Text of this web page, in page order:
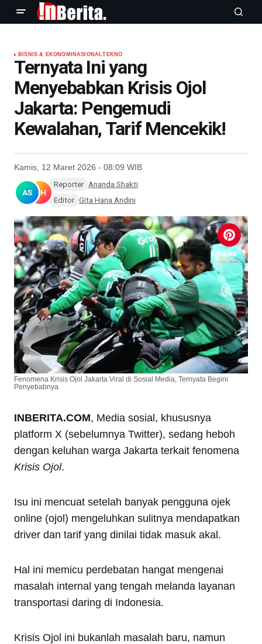
BISNIS & EKONOMI NASIONALTEKNO
Ternyata Ini yang
Menyebabkan Krisis Ojol
Jakarta: Pengemudi
Kewalahan, Tarif Mencekik!
Kamis, 12 Maret 2026 - 08:09 WIB
AS GH
Reporter Ananda Shakti
Editor Gita Hana Andini
Fenomena Krisis Ojol Jakarta Viral di Sosial Media, Ternyata Begini
Penyebabnya
INBERITA.COM, Media sosial, khususnya
platform X (sebelumnya Twitter), sedang heboh
dengan keluhan warga Jakarta terkait fenomena
Krisis Ojol.
Isu ini mencuat setelah banyak pengguna ojek
online (ojol) mengeluhkan sulitnya mendapatkan
driver dan tarif yang dinilai tidak masuk akal.
Hal ini memicu perdebatan hangat mengenai
masalah internal yang tengah melanda layanan
transportasi daring di Indonesia.
Krisis Ojol ini bukanlah masalah baru, namun